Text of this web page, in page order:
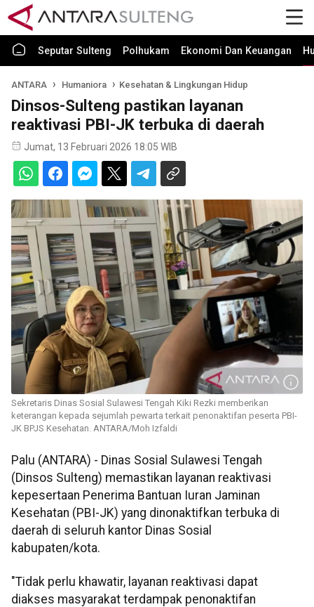
Seputar Sulteng Polhukam Ekonomi Dan Keuangan
ANTARA Humaniora Kesehatan & Lingkungan Hidup
Dinsos-Sulteng pastikan layanan
reaktivasi PBI-JK terbuka di daerah
Jumat, 13 Februari 2026 18:05 WIB
Sekretaris Dinas Sosial Sulawesi Tengah Kiki Rezki memberikan
keterangan kepada sejumlah pewarta terkait penonaktifan peserta PBI-
JK BPJS Kesehatan. ANTARA/Moh Izfaldi
Palu (ANTARA) - Dinas Sosial Sulawesi Tengah
(Dinsos Sulteng) memastikan layanan reaktivasi
kepesertaan Penerima Bantuan Iuran Jaminan
Kesehatan (PBI-JK) yang dinonaktifkan terbuka di
daerah di seluruh kantor Dinas Sosial
kabupaten/kota.
"Tidak perlu khawatir, layanan reaktivasi dapat
diakses masyarakat terdampak penonaktifan